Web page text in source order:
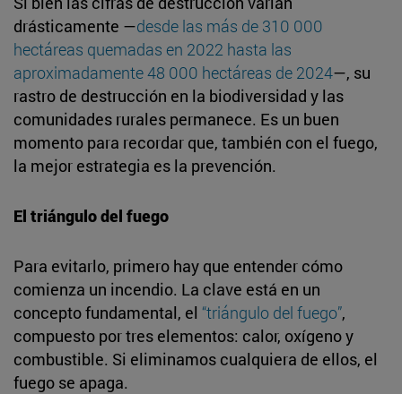
drásticamente —desde las más de 310 000
hectáreas quemadas en 2022 hasta las
aproximadamente 48 000 hectáreas de 2024—, su
rastro de destrucción en la biodiversidad y las
comunidades rurales permanece. Es un buen
momento para recordar que, también con el fuego,
la mejor estrategia es la prevención.
El triángulo del fuego
Para evitarlo, primero hay que entender cómo
comienza un incendio. La clave está en un
concepto fundamental, el “triángulo del fuego”,
compuesto por tres elementos: calor, oxígeno y
combustible. Si eliminamos cualquiera de ellos, el
fuego se apaga.